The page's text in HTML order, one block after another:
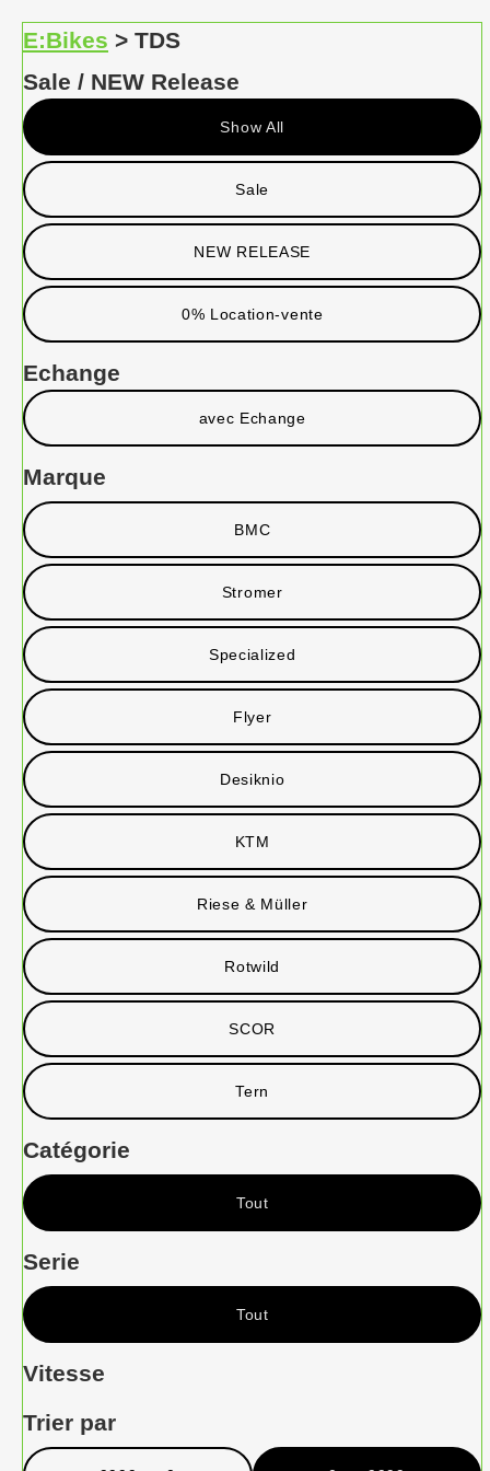
E:Bikes > TDS
Sale / NEW Release
Show All
Sale
NEW RELEASE
0% Location-vente
Echange
avec Echange
Marque
BMC
Stromer
Specialized
Flyer
Desiknio
KTM
Riese & Müller
Rotwild
SCOR
Tern
Catégorie
Tout
Serie
Tout
Vitesse
Trier par